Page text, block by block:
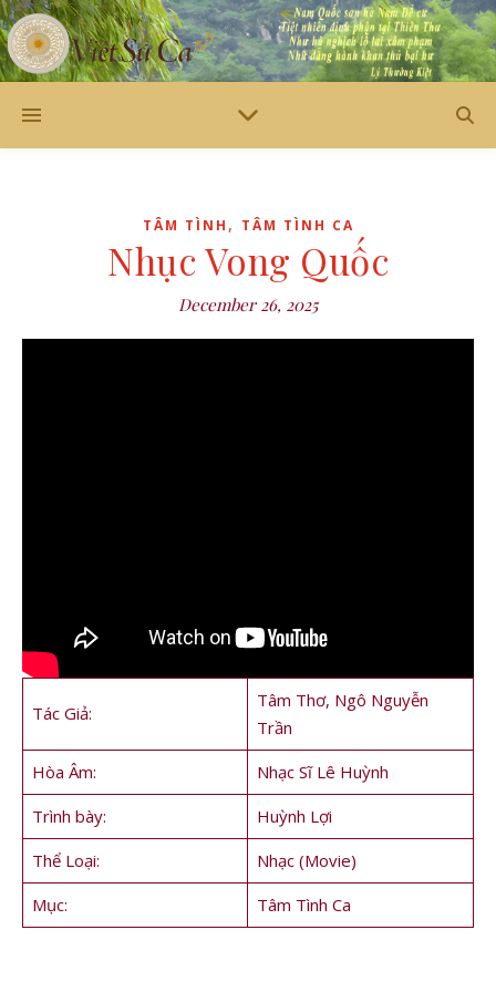
TÂM TÌNH , TÂM TÌNH CA
Nhục Vong Quốc
December 26, 2025
Tác Giả:
Tâm Thơ, Ngô Nguyễn
Trần
Hòa Âm:
Nhạc Sĩ Lê Huỳnh
Trình bày:
Huỳnh Lợi
Thể Loại:
Nhạc (Movie)
Mục:
Tâm Tình Ca